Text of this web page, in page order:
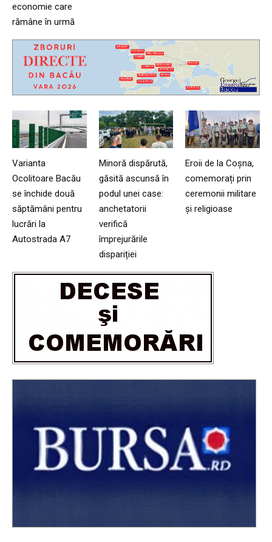
economie care
rămâne în urmă
Varianta
Ocolitoare Bacău
se închide două
săptămâni pentru
lucrări la
Autostrada A7
Minoră dispărută,
găsită ascunsă în
podul unei case:
anchetatorii
verifică
împrejurările
dispariției
Eroii de la Coșna,
comemorați prin
ceremonii militare
și religioase